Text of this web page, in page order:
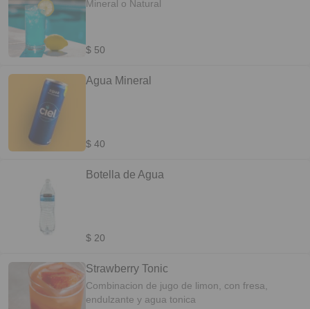
Mineral o Natural
$ 50
Agua Mineral
$ 40
Botella de Agua
$ 20
Strawberry Tonic
Combinacion de jugo de limon, con fresa,
endulzante y agua tonica